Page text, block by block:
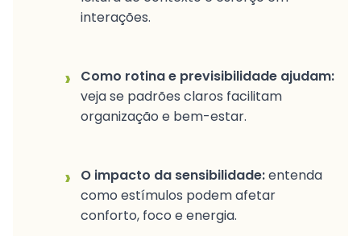
interações.
›
Como rotina e previsibilidade ajudam:
veja se padrões claros facilitam
organização e bem-estar.
› O impacto da sensibilidade:entenda
como estímulos podem afetar
conforto, foco e energia.